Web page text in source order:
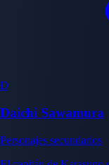
D
Daichi Sawamura
Personajes secundarios